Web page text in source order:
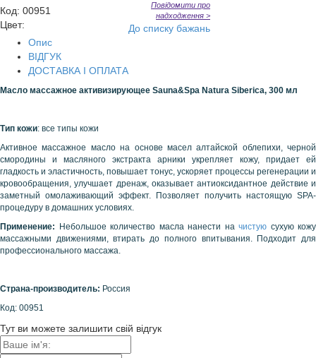
Код: 00951
Цвет:
Повідомити про
надходження >
До списку бажань
Опис
ВІДГУК
ДОСТАВКА І ОПЛАТА
Масло массажное активизирующее Sauna&Spa Natura Siberica, 300 мл
Тип кожи: все типы кожи
Активное массажное масло на основе масел алтайской облепихи, черной
смородины и масляного экстракта арники укрепляет кожу, придает ей
гладкость и эластичность, повышает тонус, ускоряет процессы регенерации и
кровообращения, улучшает дренаж, оказывает антиоксидантное действие и
заметный омолаживающий эффект. Позволяет получить настоящую SPA-
процедуру в домашних условиях.
Применение: Небольшое количество масла нанести на чистую сухую кожу
массажными движениями, втирать до полного впитывания. Подходит для
профессионального массажа.
Страна-производитель: Россия
Код: 00951
Тут ви можете залишити свій відгук